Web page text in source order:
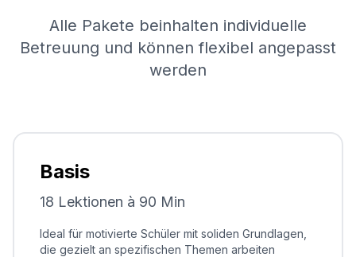
Alle Pakete beinhalten individuelle
Betreuung und können flexibel angepasst
werden
Basis
18 Lektionen à 90 Min
Ideal für motivierte Schüler mit soliden Grundlagen,
die gezielt an spezifischen Themen arbeiten